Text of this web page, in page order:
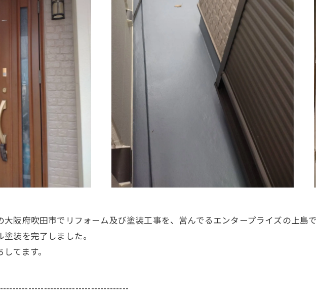
大阪府吹田市でリフォーム及び塗装工事を、営んでるエンタープライズの上島
装を完了しました。
てます。